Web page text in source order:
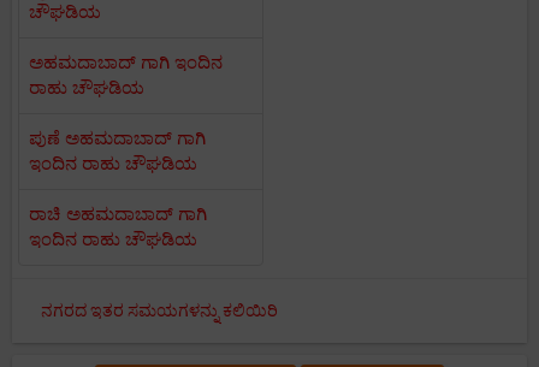
ಚೌಘಡಿಯ
ಅಹಮದಾಬಾದ್ ಗಾಗಿ ಇಂದಿನ
ರಾಹು ಚೌಘಡಿಯ
ಪುಣೆ ಅಹಮದಾಬಾದ್ ಗಾಗಿ
ಇಂದಿನ ರಾಹು ಚೌಘಡಿಯ
ರಾಚಿ ಅಹಮದಾಬಾದ್ ಗಾಗಿ
ಇಂದಿನ ರಾಹು ಚೌಘಡಿಯ
ನಗರದ ಇತರ ಸಮಯಗಳನ್ನು ಕಲಿಯಿರಿ